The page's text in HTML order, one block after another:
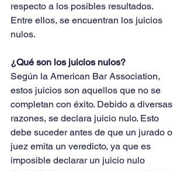
respecto a los posibles resultados.
Entre ellos, se encuentran los juicios
nulos.
¿Qué son los juicios nulos?
Según la American Bar Association,
estos juicios son aquellos que no se
completan con éxito. Debido a diversas
razones, se declara juicio nulo. Esto
debe suceder antes de que un jurado o
juez emita un veredicto, ya que es
imposible declarar un juicio nulo